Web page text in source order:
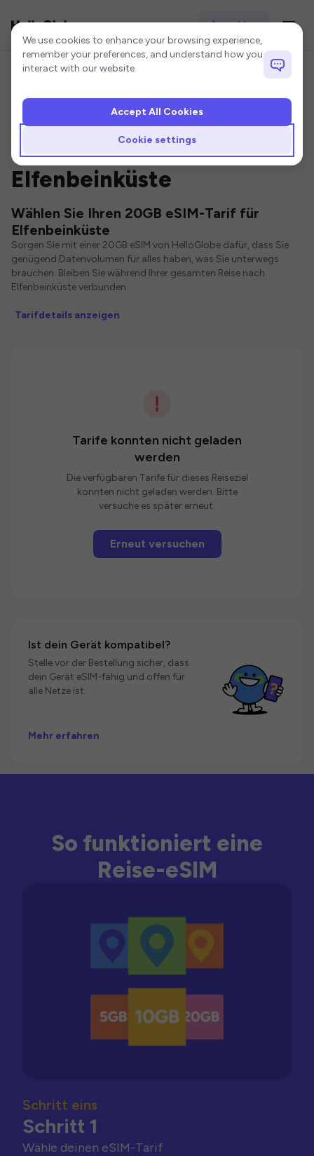
Anmelden
Startseite Elfenbeinküste eSIM 20GB eSIM
20GB eSIM für
Elfenbeinküste
Wählen Sie Ihren 20GB eSIM-Tarif für
Elfenbeinküste
Sorgen Sie mit einer 20GB eSIM von HelloGlobe dafür, dass Sie
genügend Datenvolumen für alles haben, was Sie unterwegs
brauchen. Bleiben Sie während Ihrer gesamten Reise nach
Elfenbeinküste verbunden.
Tarifdetails anzeigen
Tarife konnten nicht geladen
werden
Die verfügbaren Tarife für dieses Reiseziel
konnten nicht geladen werden. Bitte
versuche es später erneut.
Erneut versuchen
Ist dein Gerät kompatibel?
Stelle vor der Bestellung sicher, dass
dein Gerät eSIM-fähig und offen für
alle Netze ist.
Mehr erfahren
So funktioniert eine
Reise-eSIM
Schritt eins
Schritt 1
Wähle deinen eSIM-Tarif
Cookie settings
We use cookies to enhance your browsing experience,
remember your preferences, and understand how you
interact with our website.
Cookie settings
Accept All Cookies